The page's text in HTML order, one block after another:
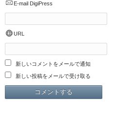
E-mail DigiPress
URL
新しいコメントをメールで通知
新しい投稿をメールで受け取る